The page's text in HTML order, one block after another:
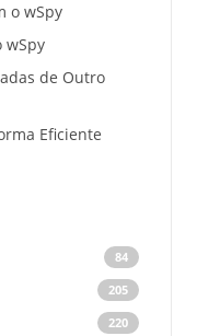
o wSpy
wSpy
de Outro
Eficiente
84
205
220